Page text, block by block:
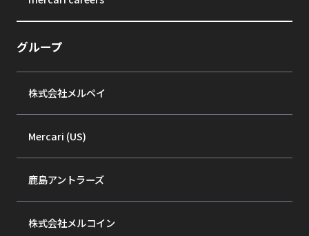
グループ
株式会社メルペイ
Mercari (US)
鹿島アントラーズ
株式会社メルコイン